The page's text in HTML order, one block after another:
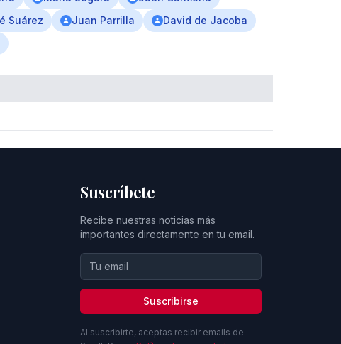
Suárez Juan Parrilla
David de Jacoba
Suscríbete
Recibe nuestras noticias más
importantes directamente en tu email.
Suscribirse
Al suscribirte, aceptas recibir emails de